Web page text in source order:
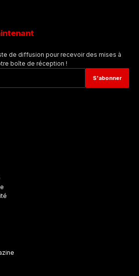
de diffusion pour recevoir des mises à
boîte de réception !